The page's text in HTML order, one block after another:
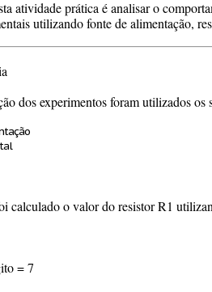
atividade prática é analisar o
utilizando fonte de alimentação,
dos experimentos foram utilizados os
calculado o valor do resistor R1
= 7